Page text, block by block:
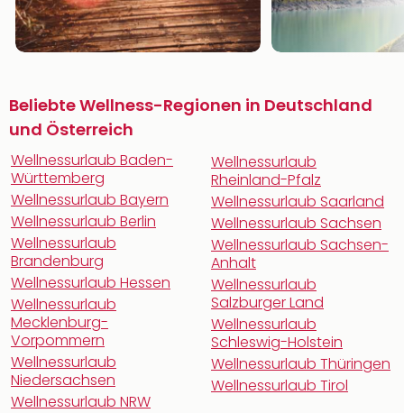
Beliebte Wellness-Regionen in Deutschland
und Österreich
Wellnessurlaub Baden-
Württemberg
Wellnessurlaub Bayern
Wellnessurlaub Berlin
Wellnessurlaub
Brandenburg
Wellnessurlaub Hessen
Wellnessurlaub
Mecklenburg-
Vorpommern
Wellnessurlaub
Niedersachsen
Wellnessurlaub NRW
Wellnessurlaub
Rheinland-Pfalz
Wellnessurlaub Saarland
Wellnessurlaub Sachsen
Wellnessurlaub Sachsen-
Anhalt
Wellnessurlaub
Salzburger Land
Wellnessurlaub
Schleswig-Holstein
Wellnessurlaub Thüringen
Wellnessurlaub Tirol